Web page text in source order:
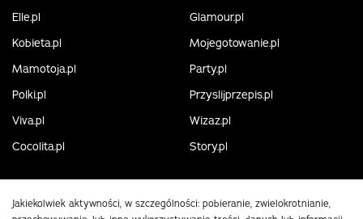
Elle.pl
Glamour.pl
Kobieta.pl
Mojegotowanie.pl
Mamotoja.pl
Party.pl
Polki.pl
Przyslijprzepis.pl
Viva.pl
Wizaz.pl
Cocolita.pl
Story.pl
Jakiekolwiek aktywności, w szczególności: pobieranie, zwielokrotnianie,